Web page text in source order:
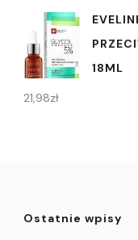
18ML
21,98zł
Ostatnie wpisy